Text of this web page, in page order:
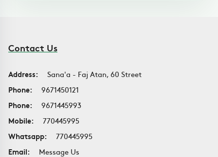
Contact Us
Address:
Sana'a - Faj Atan, 60 Street
Phone:
9671450121
Phone:
9671445993
Mobile:
770445995
Whatsapp:
770445995
Email:
Message Us